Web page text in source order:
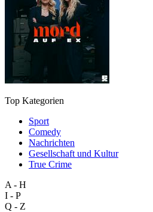
Top Kategorien
Sport
Comedy
Nachrichten
Gesellschaft und Kultur
True Crime
A - H
I - P
Q - Z